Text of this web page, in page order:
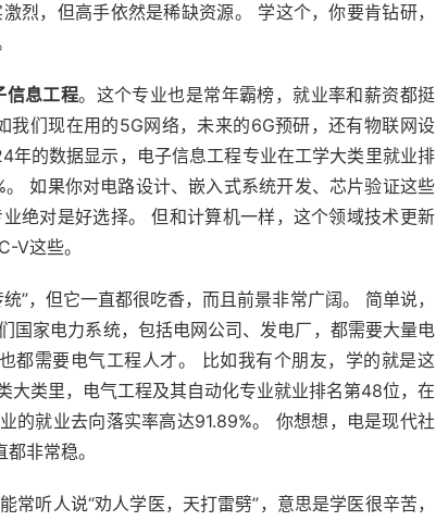
烈，但高手依然是稀缺资源。 学这个，你要肯钻研，
信息工程。这个专业也是常年霸榜，就业率和薪资都挺
们现在用的5G网络，未来的6G预研，还有物联网设
的数据显示，电子信息工程专业在工学大类里就业排
如果你对电路设计、嵌入式系统开发、芯片验证这些
绝对是好选择。 但和计算机一样，这个领域技术更新
V这些。
”，但它一直都很吃香，而且前景非常广阔。 简单说，
国家电力系统，包括电网公司、发电厂，都需要大量电
都需要电气工程人才。 比如我有个朋友，学的就是这
类里，电气工程及其自动化专业就业排名第48位，在
的就业去向落实率高达91.89%。 你想想，电是现代社
非常稳。
常听人说“劝人学医，天打雷劈”，意思是学医很辛苦，